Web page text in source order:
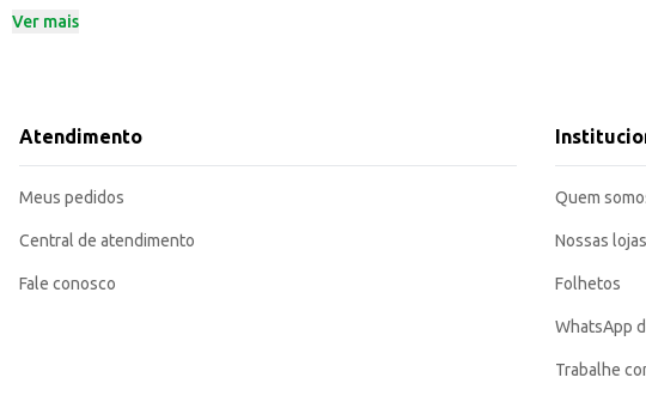
Tipo Calabresa.
Perfeita para incrementar o cardápio de seu estabelecimento comercial.
A Linguiça Tipo Calabresa Da Fazenda oferece praticidade e rendimento, sendo uma
Ver mais
Atendimento
Meus pedidos
Central de atendimento
Fale conosco
Quem
Nossas lojas
Folhetos
WhatsApp
Trabalhe